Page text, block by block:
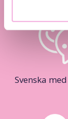
Svenska